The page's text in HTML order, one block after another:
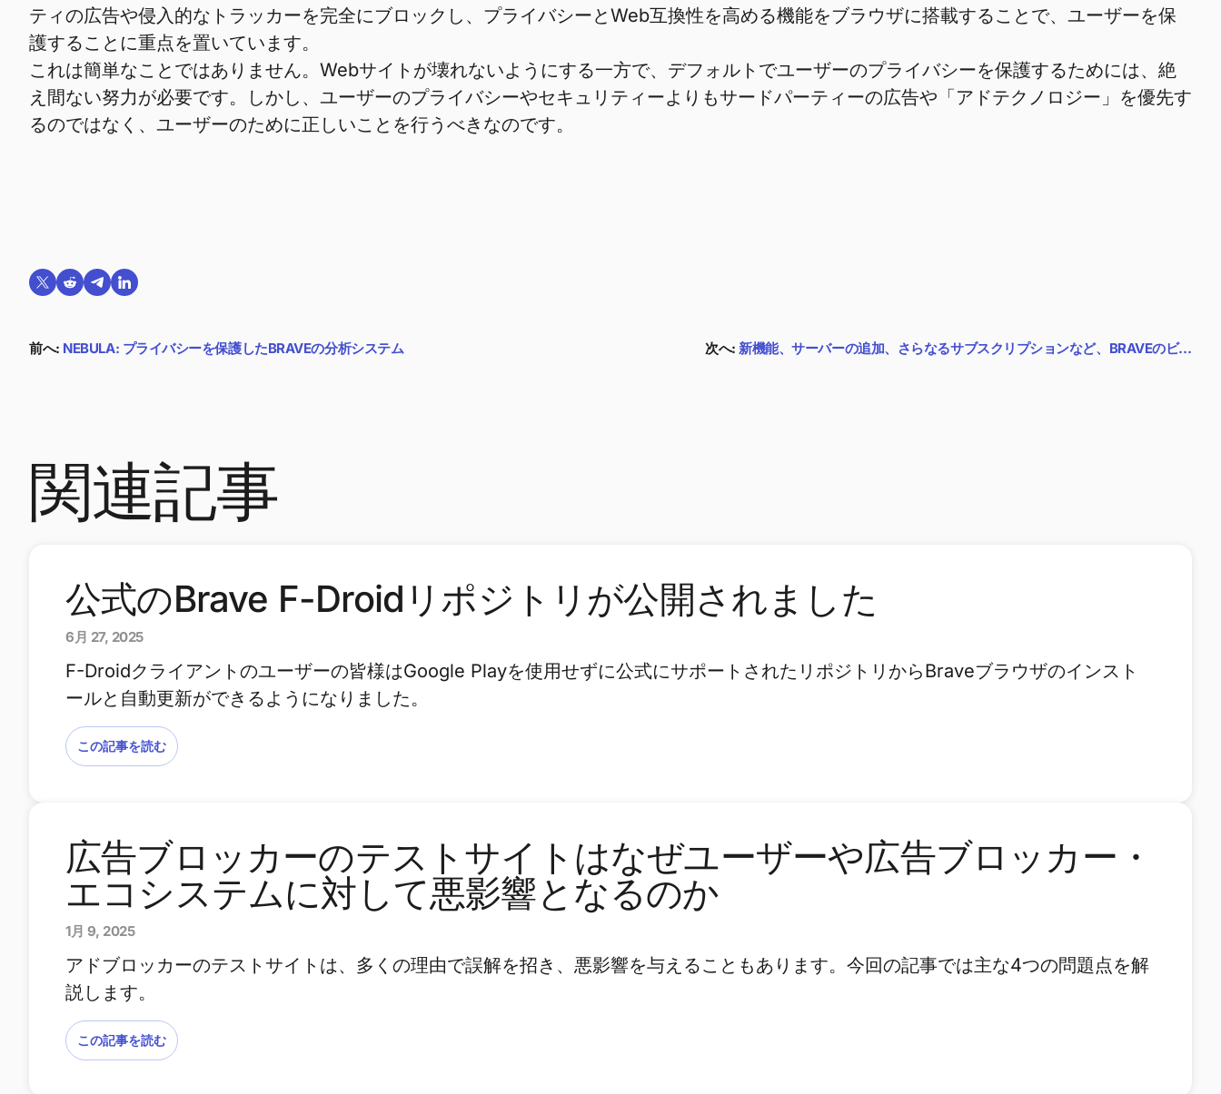
ティの広告や侵入的なトラッカーを完全にブロックし、プライバシーとWeb互換性を高める機能をブラウザに搭載することで、ユーザーを保
護することに重点を置いています。
これは簡単なことではありません。Webサイトが壊れないようにする一方で、デフォルトでユーザーのプライバシーを保護するためには、絶
え間ない努力が必要です。しかし、ユーザーのプライバシーやセキュリティーよりもサードパーティーの広告や「アドテクノロジー」を優先す
るのではなく、ユーザーのために正しいことを行うべきなのです。
Twitterで共有する
Reddit で共有
Telegramで共有
LinkedInで共有
前へ: NEBULA: プライバシーを保護したBRAVEの分析システム 次へ:新機能、サーバーの追加、さらなるサブスクリプションなど、BRAVEのビ…
関連記事
公式のBrave F-Droidリポジトリが公開されました
6月 27, 2025
F-Droidクライアントのユーザーの皆様はGoogle Playを使用せずに公式にサポートされたリポジトリからBraveブラウザのインスト
ールと自動更新ができるようになりました。
この記事を読む
広告ブロッカーのテストサイトはなぜユーザーや広告ブロッカー・
エコシステムに対して悪影響となるのか
1月 9, 2025
アドブロッカーのテストサイトは、多くの理由で誤解を招き、悪影響を与えることもあります。今回の記事では主な4つの問題点を解
説します。
この記事を読む